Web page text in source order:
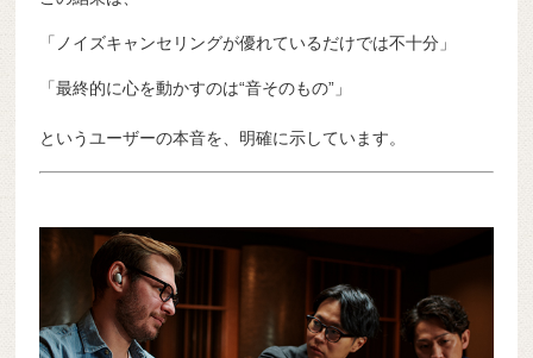
「ノイズキャンセリングが優れているだけでは不十分」
「最終的に心を動かすのは“音そのもの”」
というユーザーの本音を、明確に示しています。